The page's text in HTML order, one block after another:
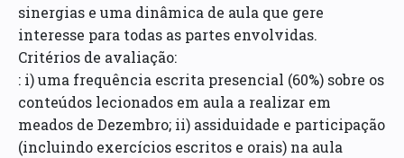
sinergias e uma dinâmica de aula que gere
interesse para todas as partes envolvidas.
Critérios de avaliação:
: i) uma frequência escrita presencial (60%) sobre os
conteúdos lecionados em aula a realizar em
meados de Dezembro; ii) assiduidade e participação
(incluindo exercícios escritos e orais) na aula